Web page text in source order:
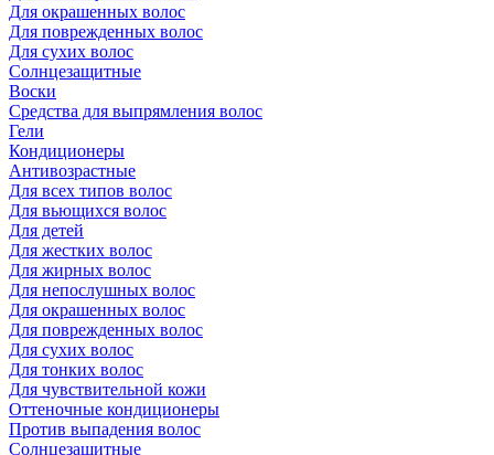
Для окрашенных волос
Для поврежденных волос
Для сухих волос
Солнцезащитные
Воски
Средства для выпрямления волос
Гели
Кондиционеры
Антивозрастные
Для всех типов волос
Для вьющихся волос
Для детей
Для жестких волос
Для жирных волос
Для непослушных волос
Для окрашенных волос
Для поврежденных волос
Для сухих волос
Для тонких волос
Для чувствительной кожи
Оттеночные кондиционеры
Против выпадения волос
Солнцезащитные